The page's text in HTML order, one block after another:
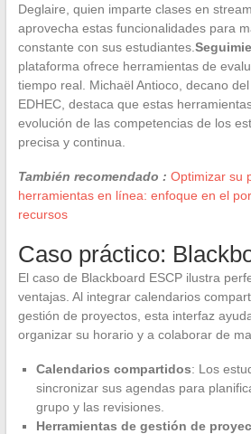
Deglaire, quien imparte clases en
aprovecha estas funcionalidades para
constante con sus estudiantes.
plataforma ofrece herramientas de
tiempo real. Michaël Antioco, decano
EDHEC, destaca que estas
evolución de las competencias de los
precisa y continua.
También recomendado : Optimizar su
herramientas en línea: enfoque en el
recursos
Caso práctico:
El caso de Blackboard ESCP ilustra
ventajas. Al integrar calendarios
gestión de proyectos, esta interfaz
organizar su horario y a colaborar de
Calendarios compartidos: Los
sincronizar sus agendas para
grupo y las revisiones.
Herramientas de gestión de